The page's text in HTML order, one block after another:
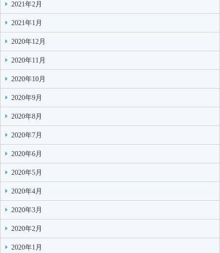
2021年2月
2021年1月
2020年12月
2020年11月
2020年10月
2020年9月
2020年8月
2020年7月
2020年6月
2020年5月
2020年4月
2020年3月
2020年2月
2020年1月